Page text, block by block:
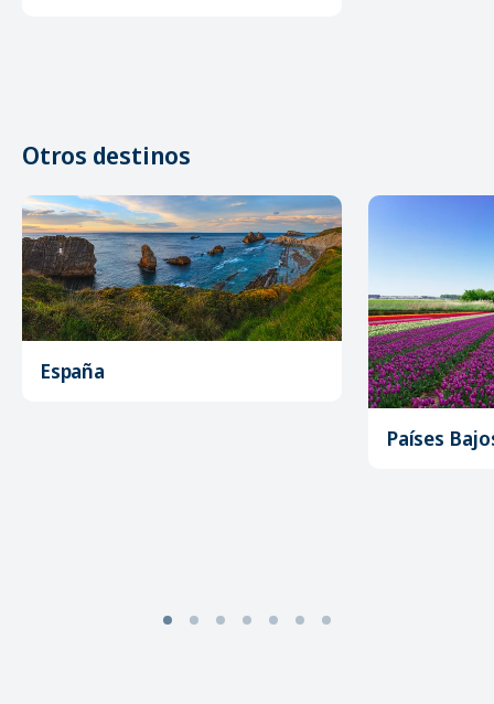
Otros destinos
España
Países